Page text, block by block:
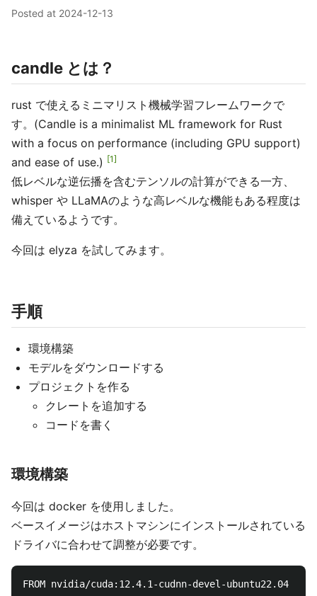
Posted at 2024-12-13
candle とは？
rust で使えるミニマリスト機械学習フレームワークで
す。(Candle is a minimalist ML framework for Rust
with a focus on performance (including GPU support)
and ease of use.)
1
低レベルな逆伝播を含むテンソルの計算ができる一方、
whisper や LLaMAのような高レベルな機能もある程度は
備えているようです。
今回は elyza を試してみます。
手順
環境構築
モデルをダウンロードする
プロジェクトを作る
クレートを追加する
コードを書く
環境構築
今回は docker を使用しました。
ベースイメージはホストマシンにインストールされている
ドライバに合わせて調整が必要です。
FROM nvidia/cuda:12.4.1-cudnn-devel-ubuntu22.04